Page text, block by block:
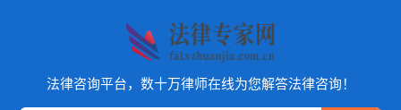
法律咨询平台，数十万律师在线为您解答法律咨询！